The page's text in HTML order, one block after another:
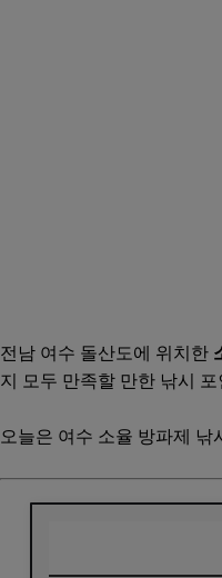
전남 여수 돌산도에 위치한
지 모두 만족할 만한 낚시
오늘은 여수 소율 방파제 낚